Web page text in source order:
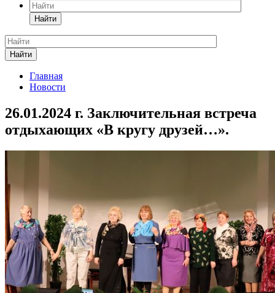
Найти
Найти
Главная
Новости
26.01.2024 г. Заключительная встреча
отдыхающих «В кругу друзей…».